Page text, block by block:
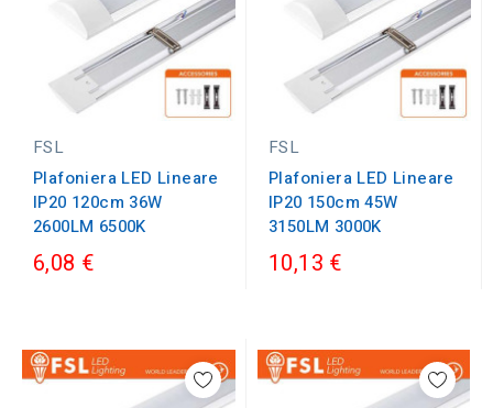
FSL
Plafoniera LED Lineare
IP20 120cm 36W
2600LM 6500K
6,08 €
FSL
Plafoniera LED Lineare
IP20 150cm 45W
3150LM 3000K
10,13 €